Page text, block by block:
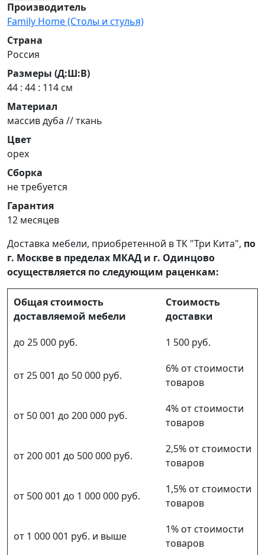
Производитель
Family Home (Столы и стулья)
Страна
Россия
Размеры (Д:Ш:В)
44 : 44 : 114 см
Материал
массив дуба // ткань
Цвет
орех
Сборка
не требуется
Гарантия
12 месяцев
Доставка мебели, приобретенной в ТК "Три Кита", по
г. Москве в пределах МКАД и г. Одинцово
осуществляется по следующим раценкам:
Общая стоимость
доставляемой мебели
Стоимость
доставки
до 25 000 руб.
1 500 руб.
от 25 001 до 50 000 руб.
6% от стоимости
товаров
от 50 001 до 200 000 руб.
4% от стоимости
товаров
от 200 001 до 500 000 руб.
2,5% от стоимости
товаров
от 500 001 до 1 000 000 руб.
1,5% от стоимости
товаров
от 1 000 001 руб. и выше
1% от стоимости
товаров